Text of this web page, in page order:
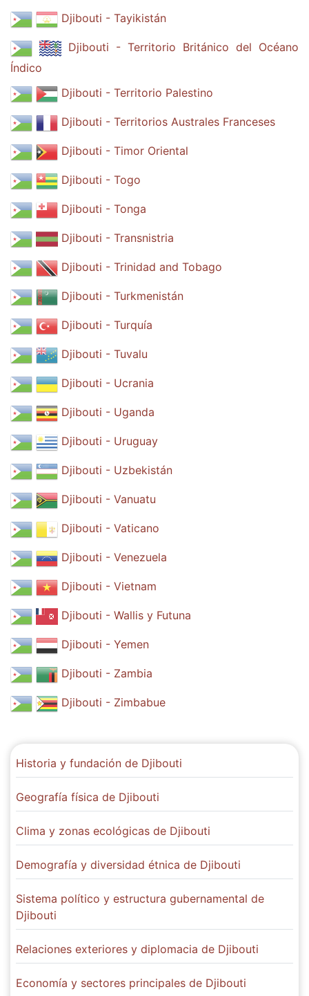
Djibouti - Tayikistán
Djibouti - Territorio Británico del Océano
Índico
Djibouti - Territorio Palestino
Djibouti - Territorios Australes Franceses
Djibouti - Timor Oriental
Djibouti - Togo
Djibouti - Tonga
Djibouti - Transnistria
Djibouti - Trinidad and Tobago
Djibouti - Turkmenistán
Djibouti - Turquía
Djibouti - Tuvalu
Djibouti - Ucrania
Djibouti - Uganda
Djibouti - Uruguay
Djibouti - Uzbekistán
Djibouti - Vanuatu
Djibouti - Vaticano
Djibouti - Venezuela
Djibouti - Vietnam
Djibouti - Wallis y Futuna
Djibouti - Yemen
Djibouti - Zambia
Djibouti - Zimbabue
Historia y fundación de Djibouti
Geografía física de Djibouti
Clima y zonas ecológicas de Djibouti
Demografía y diversidad étnica de Djibouti
Sistema político y estructura gubernamental de
Djibouti
Relaciones exteriores y diplomacia de Djibouti
Economía y sectores principales de Djibouti